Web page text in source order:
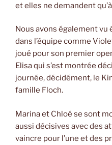
et elles ne demandent
Nous avons également
dans l’équipe comme
joué pour son premier
Elisa qui s’est montrée
journée, décidément, le
famille Floch.
Marina et Chloé se sont
aussi décisives avec des
vaincre pour l’une et des